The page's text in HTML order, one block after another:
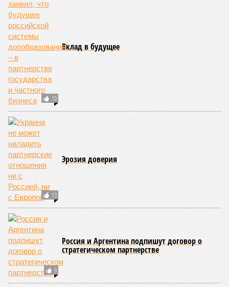
10
Вклад в будущее
13
Эрозия доверия
9
Россия и Аргентина подпишут договор о
стратегическом партнерстве